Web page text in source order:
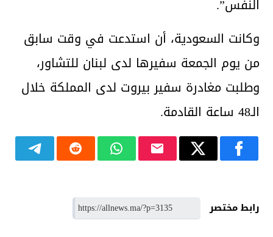
النفس”.
وكانت السعودية، أن استدعت في وقت سابق
من يوم الجمعة سفيرها لدى لبنان للتشاور،
وطلبت مغادرة سفير بيروت لدى المملكة خلال
الـ48 ساعة القادمة.
رابط مختصر